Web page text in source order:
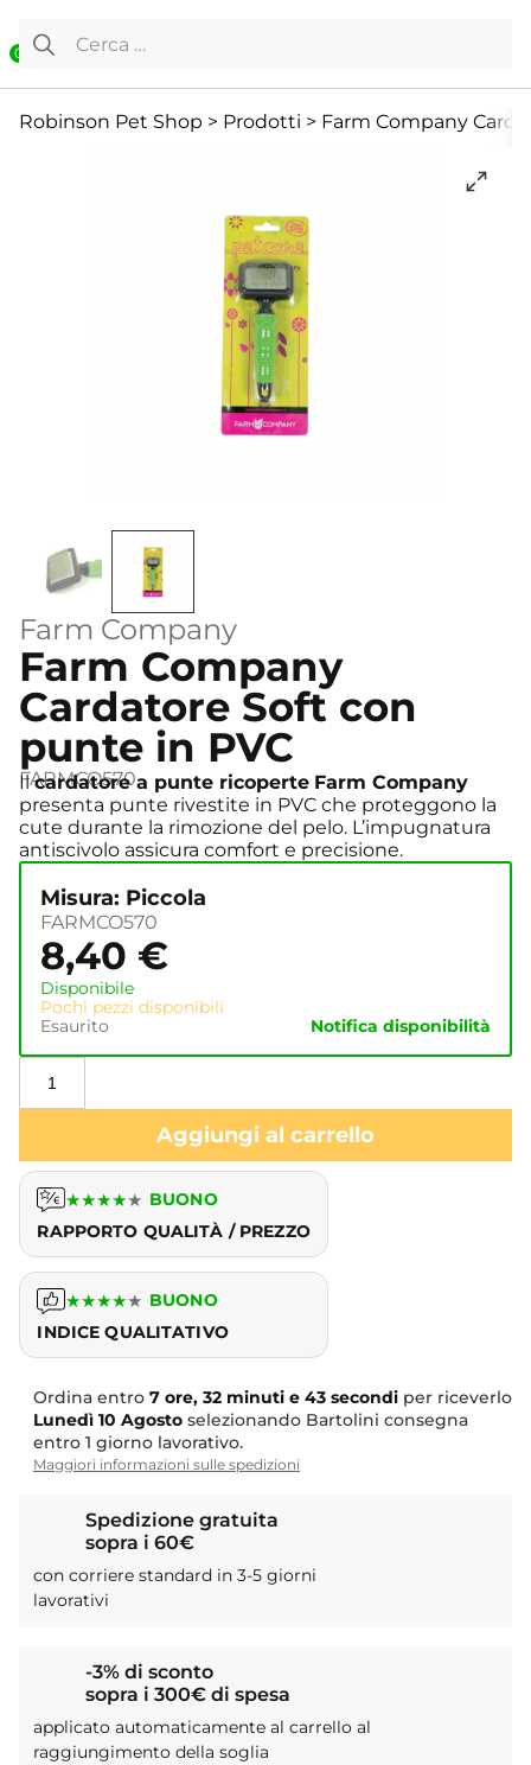
0
Ricerca per:
Robinson Pet Shop > Prodotti > Farm Company
Farm Company
Farm Company
Cardatore Soft con
punte in PVC
FARMCO570
Ilcardatore a punte ricoperte Farm Company
presenta punte rivestite in PVC che proteggono la
cute durante la rimozione del pelo. L’impugnatura
antiscivolo assicura comfort e precisione.
Misura: Piccola
FARMCO570
8,40 €
Disponibile
Pochi pezzi disponibili
Esaurito
Notifica disponibilità
Aggiungi al carrello
★★★★★ BUONO
RAPPORTO QUALITÀ / PREZZO
★★★★★ BUONO
INDICE QUALITATIVO
Ordina entro 7 ore, 32 minuti e 43 secondi per riceverlo
Lunedì 10 Agosto selezionando Bartolini consegna
entro 1 giorno lavorativo.
Maggiori informazioni sulle spedizioni
Spedizione gratuita
sopra i 60€
con corriere standard in 3-5 giorni
lavorativi
-3% di sconto
sopra i 300€ di spesa
applicato automaticamente al carrello al
raggiungimento della soglia